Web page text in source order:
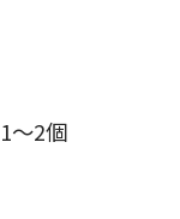
～2個